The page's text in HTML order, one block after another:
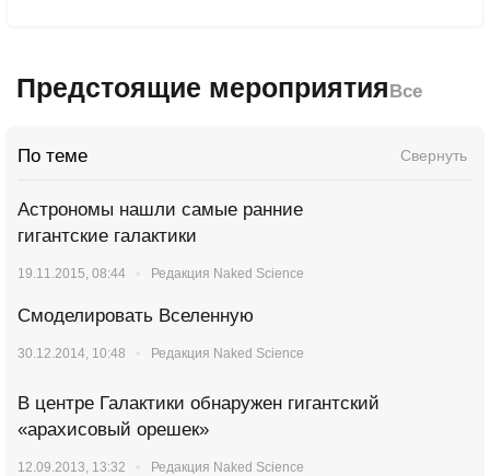
Предстоящие мероприятияВсе
По теме Свернуть
Астрономы нашли самые ранние
гигантские галактики
19.11.2015, 08:44 Редакция Naked Science
Смоделировать Вселенную
30.12.2014, 10:48 Редакция Naked Science
В центре Галактики обнаружен гигантский
«арахисовый орешек»
12.09.2013, 13:32 Редакция Naked Science